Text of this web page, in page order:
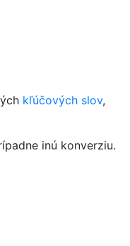
kľúčových slov,
inú konverziu.